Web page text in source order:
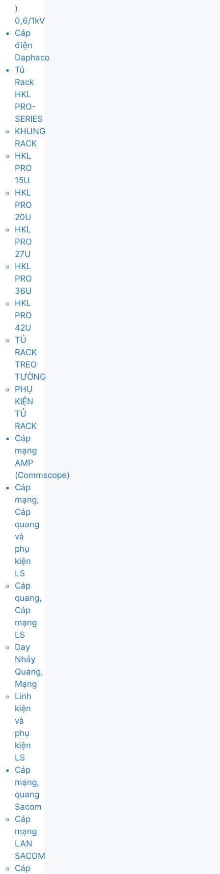
)
0,6/1kV
Cáp
điện
Daphaco
Tủ
Rack
HKL
PRO-
SERIES
KHUNG
RACK
HKL
PRO
15U
HKL
PRO
20U
HKL
PRO
27U
HKL
PRO
36U
HKL
PRO
42U
TỦ
RACK
TREO
TƯỜNG
PHỤ
KIỆN
TỦ
RACK
Cáp
mạng
AMP
(Commscope)
Cáp
mạng,
Cáp
quang
và
phụ
kiện
LS
Cáp
quang,
Cáp
mạng
LS
Day
Nhảy
Quang,
Mạng
Linh
kiện
và
phụ
kiện
LS
Cáp
mạng,
quang
Sacom
Cáp
mạng
LAN
SACOM
Cáp